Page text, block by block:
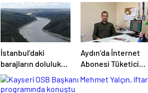
İstanbul’daki
barajların doluluk
oranı düştü
Aydın’da İnternet
Abonesi Tüketici
Şirketle
Anlaşmazlık Yaşadı